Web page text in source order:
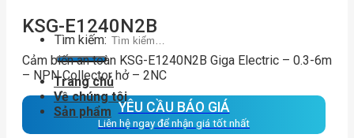
Tìm kiếm:
Trang chủ
Về chúng tôi
Sản phẩm
KSG-E1240N2B
Cảm biến an toàn KSG-E1240N2B Giga Electric – 0.3-6m
– NPN Collector hở – 2NC
YÊU CẦU BÁO GIÁ
Liên hệ ngay để nhận giá tốt nhất